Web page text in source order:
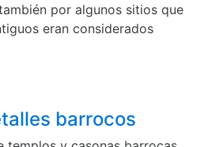
por algunos sitios que
eran considerados
barrocos